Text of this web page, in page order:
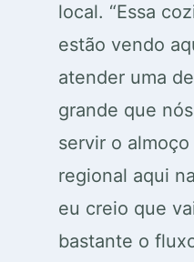
local. “Essa
estão vendo
atender uma
grande que
servir o
regional aqui
eu creio que
bastante o